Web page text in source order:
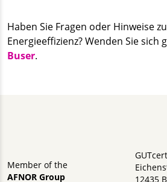
Haben Sie Fragen oder Hinweise
Energieeffizienz? Wenden Sie sich
Buser.
Member of the
AFNOR Group
12435